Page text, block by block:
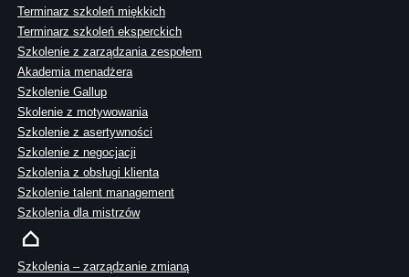
Terminarz szkoleń miękkich
Terminarz szkoleń eksperckich
Szkolenie z zarządzania zespołem
Akademia menadżera
Szkolenie Gallup
Skolenie z motywowania
Szkolenie z asertywności
Szkolenie z negocjacji
Szkolenia z obsługi klienta
Szkolenie talent management
Szkolenia dla mistrzów
Szkolenia – zarządzanie zmianą